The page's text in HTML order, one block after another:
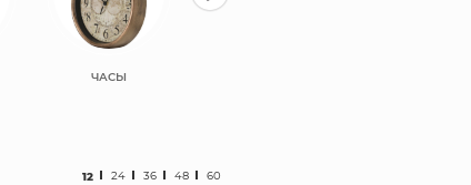
ЧАСЫ
12 24 36 48 60